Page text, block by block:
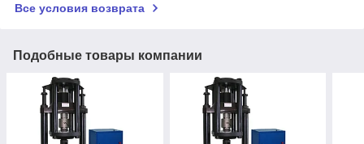
Все условия возврата
Подобные товары компании